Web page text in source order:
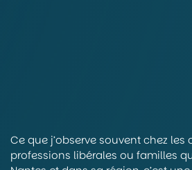
Ce que j’observe souvent chez les
professions libérales ou familles